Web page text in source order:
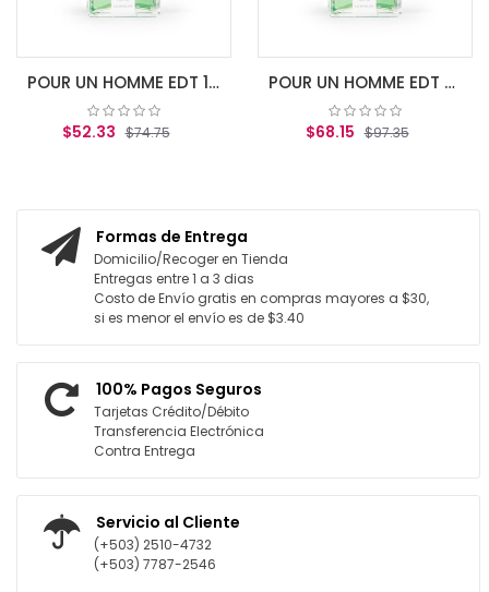
POUR UN HOMME EDT 125ML VAPO
$74.75
POUR UN HOMME EDT 200ML VAPO
$97.35
Formas de Entrega
Domicilio/Recoger en Tienda
Entregas entre 1 a 3 dias
Costo de Envío gratis en compras mayores a $30,
si es menor el envío es de $3.40
100% Pagos Seguros
Tarjetas Crédito/Débito
Transferencia Electrónica
Contra Entrega
Servicio al Cliente
(+503) 2510-4732
(+503) 7787-2546